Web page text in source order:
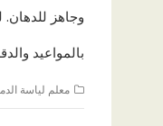
وجاهز
بالمواعيد
معلم لياسة